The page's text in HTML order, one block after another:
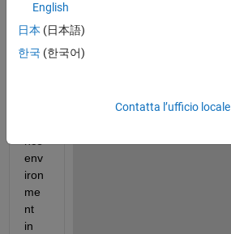
virt
ual
obs
env
iron
me
nt
in
English
日本 (日本語)
한국 (한국어)
Contatta l’ufficio locale